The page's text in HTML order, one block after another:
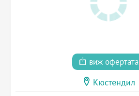
виж офертата
Кюстендил